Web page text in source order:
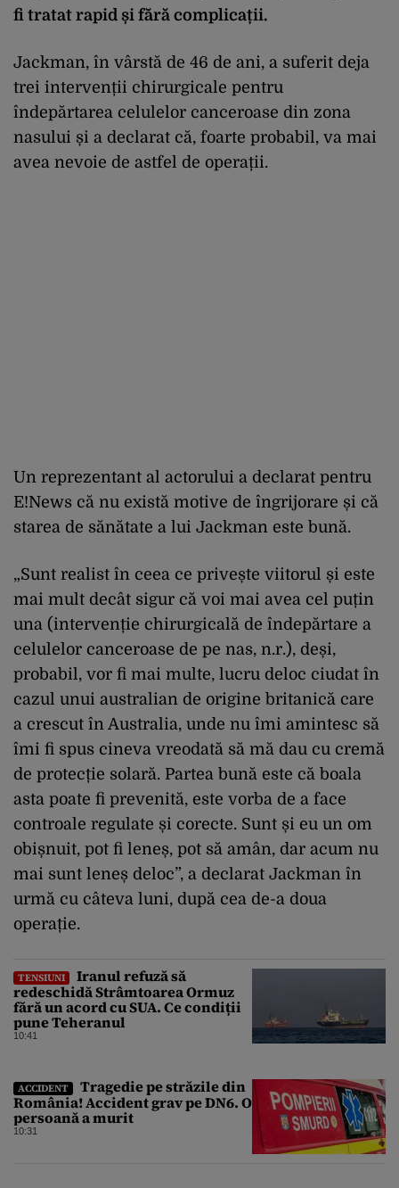
fi tratat rapid și fără complicații.
Jackman, în vârstă de 46 de ani, a suferit deja
trei intervenții chirurgicale pentru
îndepărtarea celulelor canceroase din zona
nasului și a declarat că, foarte probabil, va mai
avea nevoie de astfel de operații.
Un reprezentant al actorului a declarat pentru
E!News că nu există motive de îngrijorare și că
starea de sănătate a lui Jackman este bună.
„Sunt realist în ceea ce privește viitorul și este
mai mult decât sigur că voi mai avea cel puțin
una (intervenție chirurgicală de îndepărtare a
celulelor canceroase de pe nas, n.r.), deși,
probabil, vor fi mai multe, lucru deloc ciudat în
cazul unui australian de origine britanică care
a crescut în Australia, unde nu îmi amintesc să
îmi fi spus cineva vreodată să mă dau cu cremă
de protecție solară. Partea bună este că boala
asta poate fi prevenită, este vorba de a face
controale regulate și corecte. Sunt și eu un om
obișnuit, pot fi leneș, pot să amân, dar acum nu
mai sunt leneș deloc”, a declarat Jackman în
urmă cu câteva luni, după cea de-a doua
operație.
TENSIUNI
Iranul refuză să
redeschidă Strâmtoarea Ormuz
fără un acord cu SUA. Ce condiții
pune Teheranul
10:41
ACCIDENT
Tragedie pe străzile din
România! Accident grav pe DN6. O
persoană a murit
10:31